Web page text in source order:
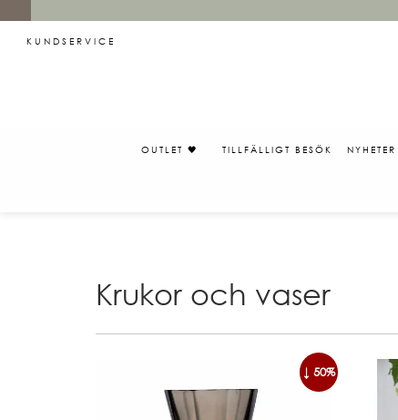
KUNDSERVICE
OUTLET 🖤 TILLFÄLLIGT BESÖK NYHETER
Krukor och vaser
↓ 50%